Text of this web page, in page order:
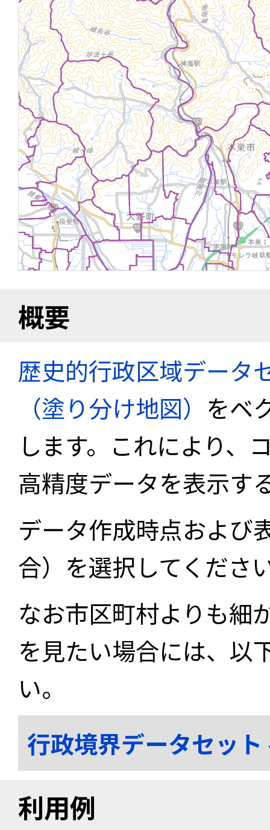
概要
歴史的行政区域データ
（塗り分け地図） をベ
します。これにより、
高精度データを表示す
データ作成時点および
合）を選択してくださ
なお市区町村よりも細
を見たい場合には、以
い。
行政境界データセッ
利用例